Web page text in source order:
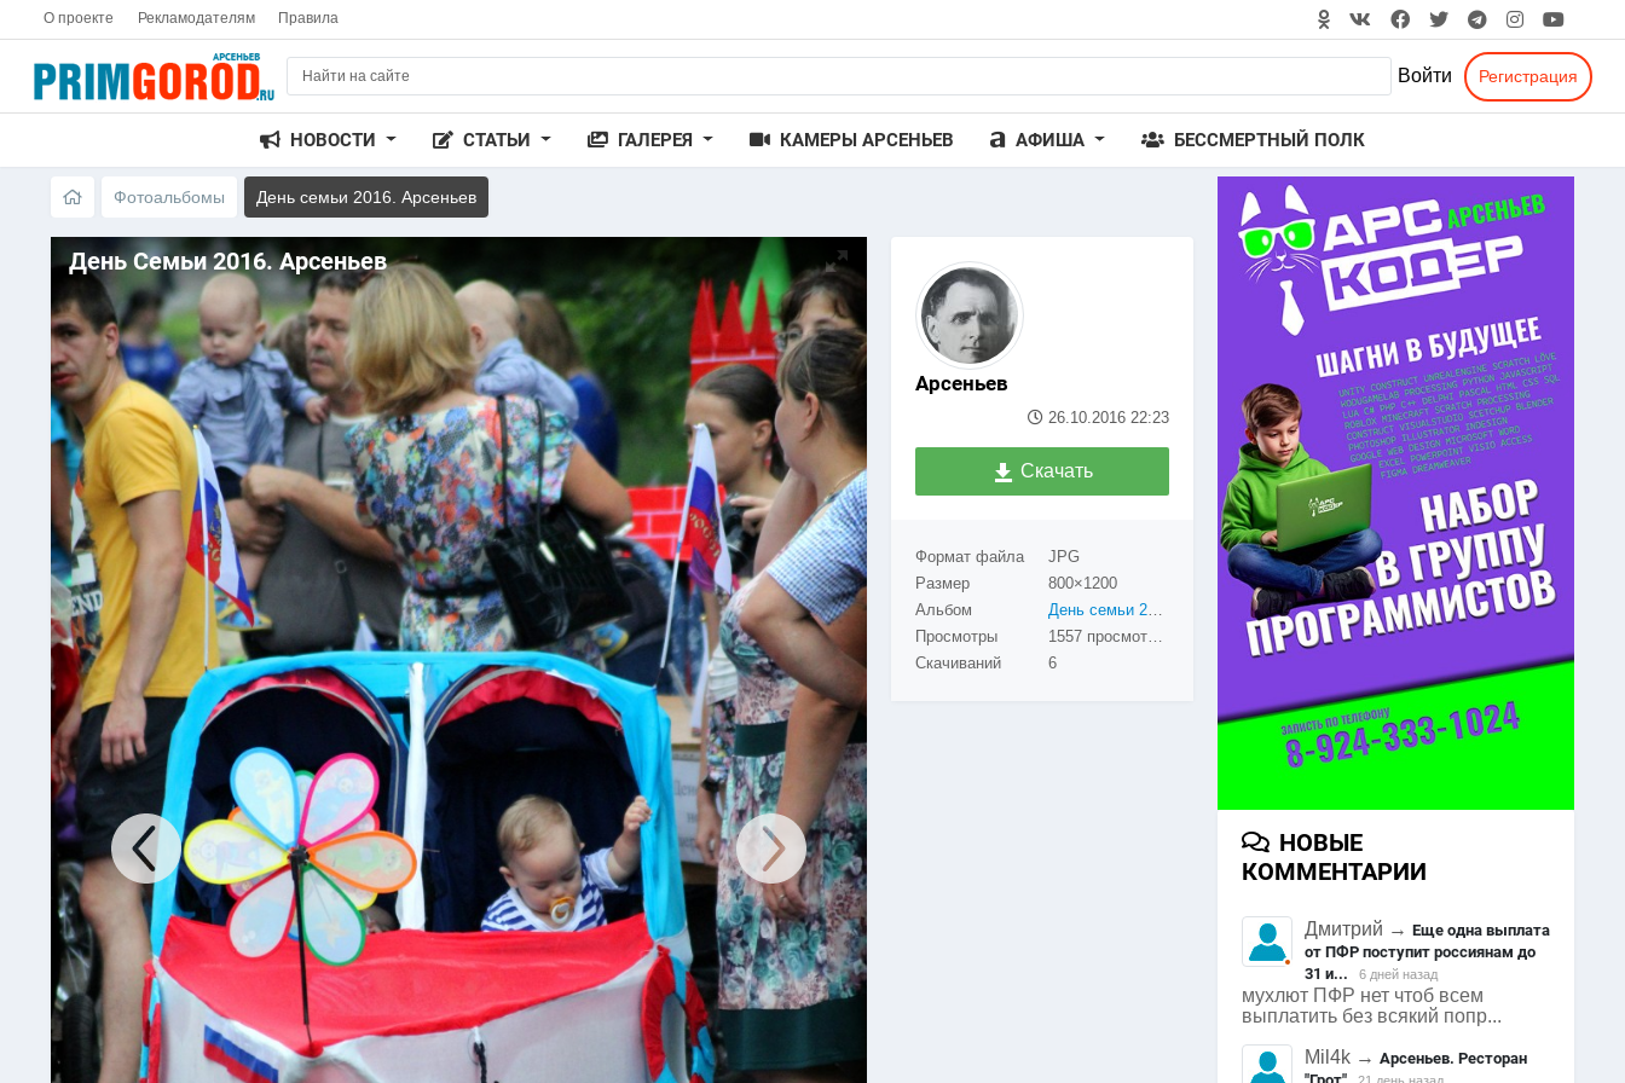
О проекте Рекламодателям Правила
Войти Регистрация
НОВОСТИ СТАТЬИ ГАЛЕРЕЯ КАМЕРЫ АРСЕНЬЕВ АФИША БЕССМЕРТНЫЙ ПОЛК
Фотоальбомы День семьи 2016. Арсеньев
День Семьи 2016. Арсеньев
Арсеньев
26.10.2016 22:23
Скачать
Формат файла
JPG
Размер
800×1200
Альбом
День семьи 2016. Арсеньев
Просмотры
1557 просмотров
Скачиваний
6
НОВЫЕ
КОММЕНТАРИИ
Дмитрий →Еще одна выплата
от ПФР поступит россиянам до
31 и...
6 дней назад
мухлют ПФР нет чтоб всем
выплатить без всякий попр...
Mil4k →Арсеньев. Ресторан